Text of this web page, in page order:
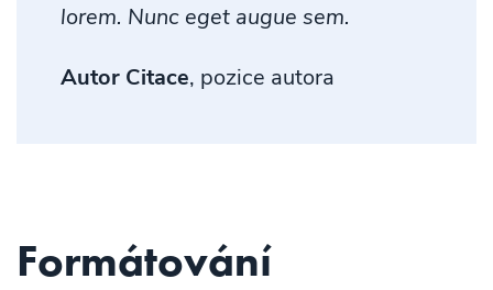
lorem. Nunc eget augue sem.
Autor Citace, pozice autora
Formátování